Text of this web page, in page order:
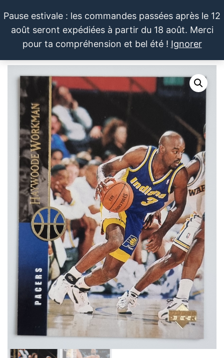
au
contenu
Pause estivale : les commandes passées après le 12
août seront expédiées à partir du 18 août. Merci
pour ta compréhension et bel été ! Ignorer
LE SPORTIF
DU
DIMANCHE®
Cartes
et
produits
autour
du
sport et
de la
pop
culture